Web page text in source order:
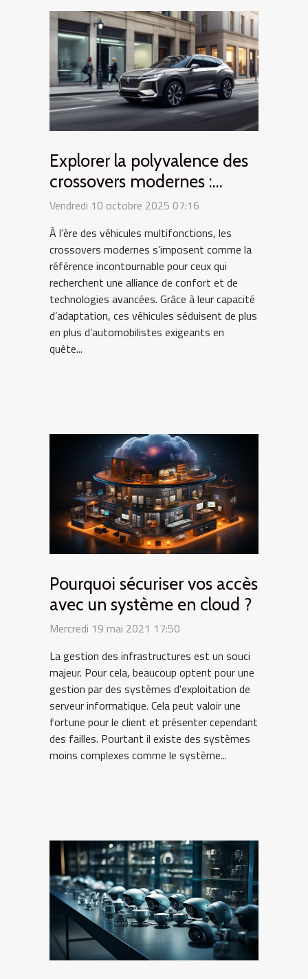
Explorer la polyvalence des
crossovers modernes :
confort et technologie au
rendez-vous
Vendredi 10 octobre 2025 07:16
À l’ère des véhicules multifonctions, les
crossovers modernes s’imposent comme la
référence incontournable pour ceux qui
recherchent une alliance de confort et de
technologies avancées. Grâce à leur capacité
d’adaptation, ces véhicules séduisent de plus
en plus d’automobilistes exigeants en
quête...
Pourquoi sécuriser vos accès
avec un système en cloud ?
Mercredi 19 mai 2021 17:50
La gestion des infrastructures est un souci
majeur. Pour cela, beaucoup optent pour une
gestion par des systèmes d'exploitation de
serveur informatique. Cela peut valoir une
fortune pour le client et présenter cependant
des failles. Pourtant il existe des systèmes
moins complexes comme le système...